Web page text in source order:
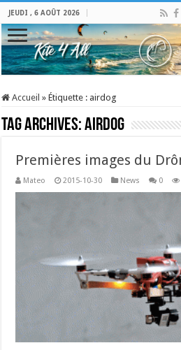
JEUDI , 6 AOÛT 2026
Accueil » Étiquette : airdog
Tag Archives:airdog
Premières images du
Mateo 2015-10-30 News 0